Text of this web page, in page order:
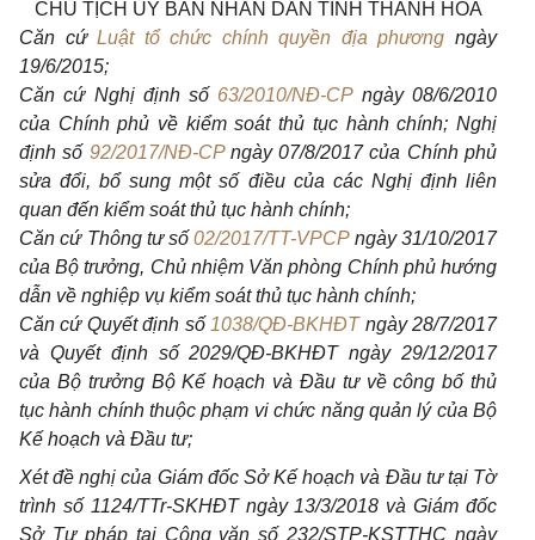
CHỦ TỊCH ỦY BAN NHÂN DÂN TỈNH THANH HÓA
Căn cứLuật tổ chức chính quyền địa phương ngày
19/6/2015;
Căn cứ Nghị định số 63/2010/NĐ-CPngày 08/6/2010
của Chính phủ về kiểm soát thủ tục hành chính; Nghị
định số 92/2017/NĐ-CPngày 07/8/2017 của Chính phủ
sửa đổi, bổ sung một số điều của các Nghị định liên
quan đến kiểm soát thủ tục hành chính;
Căn cứ Thông tư số02/2017/TT-VPCPngày 31/10/2017
của Bộ trưởng, Chủ nhiệm Văn phòng Chính phủ hướng
dẫn về nghiệp vụ kiểm soát thủ tục hành chính;
Căn cứ Quyết định số 1038/QĐ-BKHĐTngày 28/7/2017
và Quyết định số 2029/QĐ-BKHĐT ngày 29/12/2017
của Bộ trưởng Bộ Kế hoạch và Đầu tư về công bố thủ
tục hành chính thuộc phạm vi chức năng quản lý của Bộ
Kế hoạch và Đầu tư;
Xét đề nghị của Giám đốc Sở Kế hoạch và Đầu tư tại Tờ
trình số 1124/TTr-SKHĐT ngày 13/3/2018 và Giám đốc
Sở Tư pháp tại Công văn số 232/STP-KSTTHC ngày